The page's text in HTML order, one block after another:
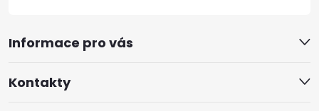
Informace pro vás
Kontakty